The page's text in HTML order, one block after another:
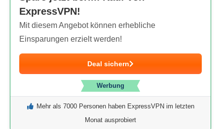
ExpressVPN!
Mit diesem Angebot können erhebliche
Einsparungen erzielt werden!
Deal sichern
Werbung
Mehr als 7000 Personen haben ExpressVPN im letzten
Monat ausprobiert